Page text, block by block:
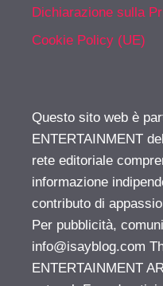
Dichiarazione sulla
Cookie Policy (UE)
Questo sito web è
ENTERTAINMENT
rete editoriale
informazione
contributo di
Per pubblicità,
info@isayblog.com
ENTERTAINMENT